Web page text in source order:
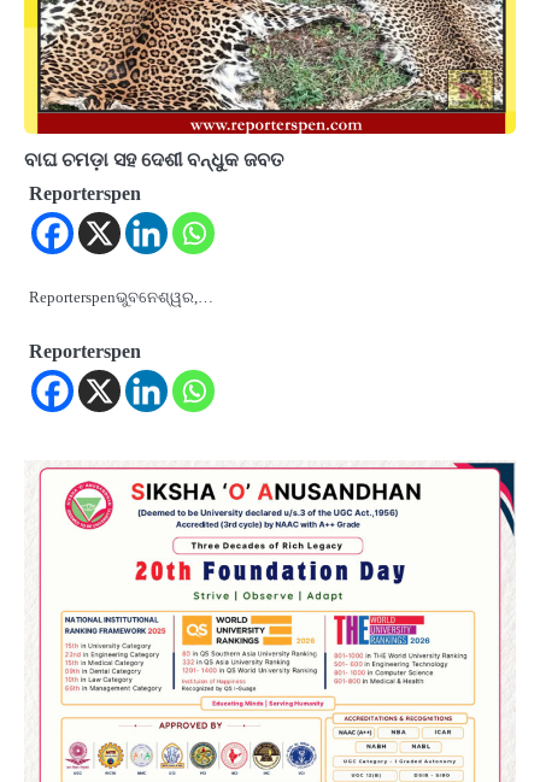
ବାଘ ଚମଡ଼ା ସହ ଦେଶୀ ବନ୍ଧୁକ ଜବତ
Reporterspen
Reporterspenଭୁବନେଶ୍ୱର,…
Reporterspen
୨୦୨୭ ବିଶ୍ୱକପ ପାଇଁ ରବି ଶାସ୍ତ୍ରୀଙ୍କ ଟିମ୍,
ଆକାଶ ଚୋପ୍ରା ଦେଲେ ୧୦ରୁ ୮ ମାର୍କ
Reporters Pen
ଆଜି ସୁଦ୍ଧା ଆସିବ ବନ୍ୟା କ୍ଷୟକ୍ଷତି ରିପୋର୍ଟ
; ୨୨ଟି ଜିଲ୍ଲାକୁ ୧୧୦କୋଟି ଟଙ୍କା ମଞ୍ଜୁର